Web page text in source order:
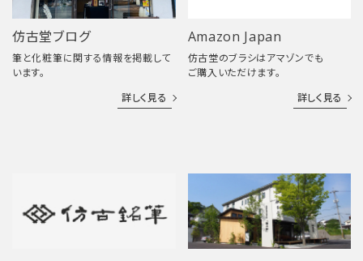
仿古堂ブログ
筆と化粧筆に関する情報を掲載して
います。
詳しく見る
Amazon Japan
仿古堂のブラシはアマゾンでも
ご購入いただけます。
詳しく見る